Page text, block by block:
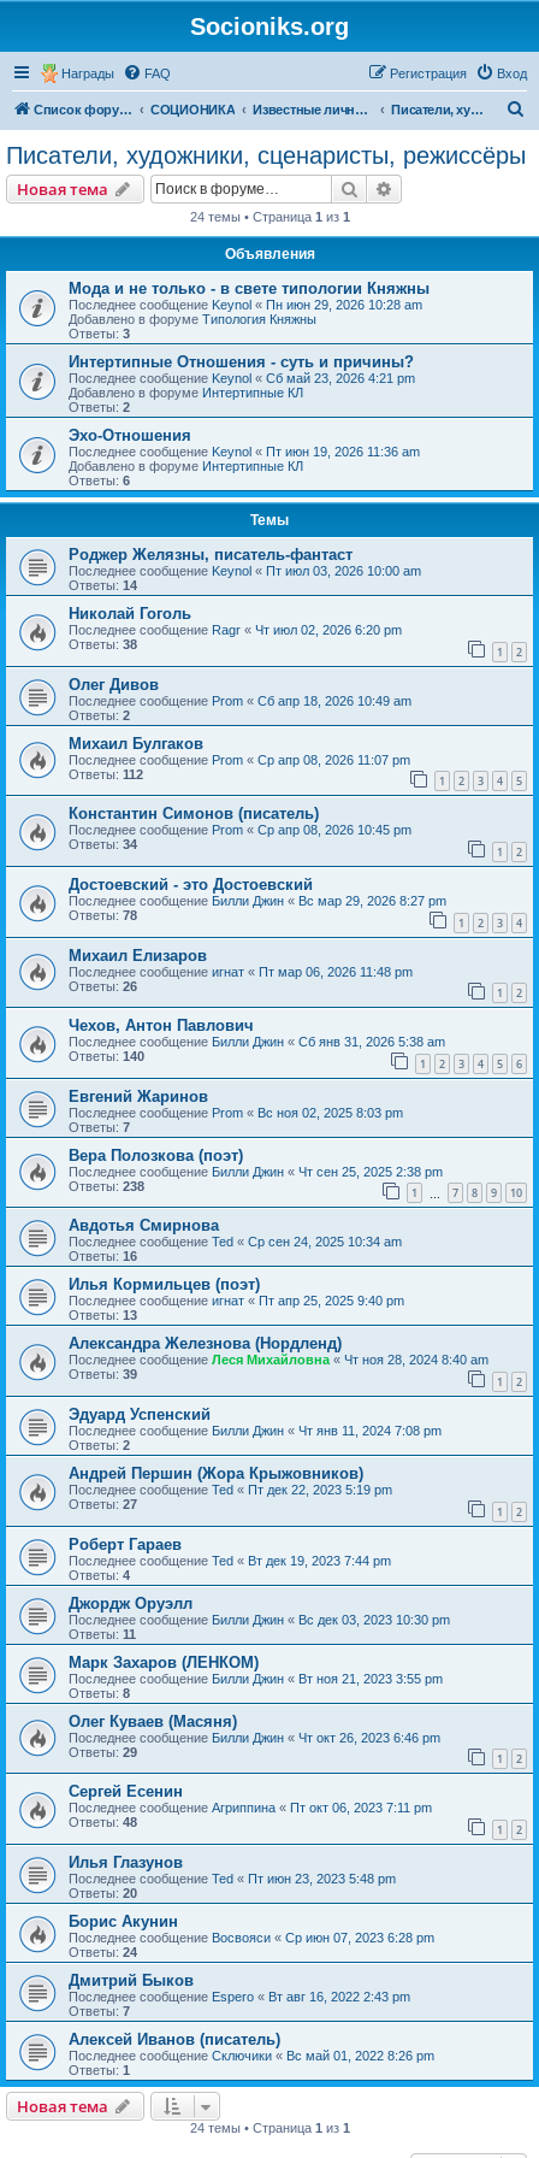
Socioniks.org
Награды FAQ Вход
Регистрация
Список форумов СОЦИОНИКА Известные личности Писатели, художники, сценаристы, режиссёры
Писатели, художники, сценаристы, режиссёры
Новая тема Поиск
24 темы • Страница 1 из 1
Объявления
Мода и не только - в свете типологии Княжны
Последнее сообщение Keynol « Пн июн 29, 2026 10:28 am
Добавлено в форуме Типология Княжны
Ответы: 3
Интертипные Отношения - суть и причины?
Последнее сообщение Keynol « Сб май 23, 2026 4:21 pm
Добавлено в форуме Интертипные КЛ
Ответы: 2
Эхо-Отношения
Последнее сообщение Keynol « Пт июн 19, 2026 11:36 am
Добавлено в форуме Интертипные КЛ
Ответы: 6
Темы
Роджер Желязны, писатель-фантаст
Последнее сообщение Keynol « Пт июл 03, 2026 10:00 am
Ответы: 14
Николай Гоголь
Последнее сообщение Ragr « Чт июл 02, 2026 6:20 pm
Ответы: 38 1 2
Олег Дивов
Последнее сообщение Prom « Сб апр 18, 2026 10:49 am
Ответы: 2
Михаил Булгаков
Последнее сообщение Prom « Ср апр 08, 2026 11:07 pm
Ответы: 112 1 2 3 4 5
Константин Симонов (писатель)
Последнее сообщение Prom « Ср апр 08, 2026 10:45 pm
Ответы: 34 1 2
Достоевский - это Достоевский
Последнее сообщение Билли Джин « Вс мар 29, 2026 8:27 pm
Ответы: 78 1 2 3 4
Михаил Елизаров
Последнее сообщение игнат « Пт мар 06, 2026 11:48 pm
Ответы: 26 1 2
Чехов, Антон Павлович
Последнее сообщение Билли Джин « Сб янв 31, 2026 5:38 am
Ответы: 140 1 2 3 4 5 6
Евгений Жаринов
Последнее сообщение Prom « Вс ноя 02, 2025 8:03 pm
Ответы: 7
Вера Полозкова (поэт)
Последнее сообщение Билли Джин « Чт сен 25, 2025 2:38 pm
Ответы: 238 1 7 8 9 10
Авдотья Смирнова
Последнее сообщение Ted « Ср сен 24, 2025 10:34 am
Ответы: 16
Илья Кормильцев (поэт)
Последнее сообщение игнат « Пт апр 25, 2025 9:40 pm
Ответы: 13
Александра Железнова (Нордленд)
Последнее сообщение Леся Михайловна« Чт ноя 28, 2024 8:40 am
Ответы: 39 1 2
Эдуард Успенский
Последнее сообщение Билли Джин « Чт янв 11, 2024 7:08 pm
Ответы: 2
Андрей Першин (Жора Крыжовников)
Последнее сообщение Ted « Пт дек 22, 2023 5:19 pm
Ответы: 27 1 2
Роберт Гараев
Последнее сообщение Ted « Вт дек 19, 2023 7:44 pm
Ответы: 4
Джордж Оруэлл
Последнее сообщение Билли Джин « Вс дек 03, 2023 10:30 pm
Ответы: 11
Марк Захаров (ЛЕНКОМ)
Последнее сообщение Билли Джин « Вт ноя 21, 2023 3:55 pm
Ответы: 8
Олег Куваев (Масяня)
Последнее сообщение Билли Джин « Чт окт 26, 2023 6:46 pm
Ответы: 29 1 2
Сергей Есенин
Последнее сообщение Агриппина « Пт окт 06, 2023 7:11 pm
Ответы: 48 1 2
Илья Глазунов
Последнее сообщение Ted « Пт июн 23, 2023 5:48 pm
Ответы: 20
Борис Акунин
Последнее сообщение Восвояси « Ср июн 07, 2023 6:28 pm
Ответы: 24
Дмитрий Быков
Последнее сообщение Espero « Вт авг 16, 2022 2:43 pm
Ответы: 7
Алексей Иванов (писатель)
Последнее сообщение Сключики « Вс май 01, 2022 8:26 pm
Ответы: 1
Новая тема
24 темы • Страница 1 из 1